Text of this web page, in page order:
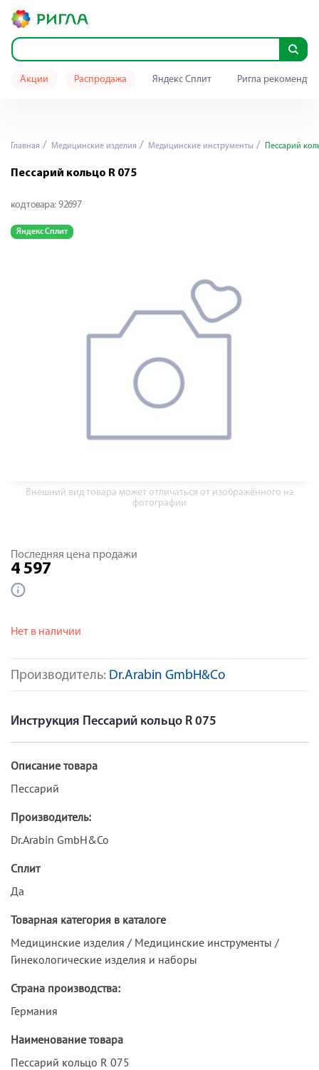
Акции Распродажа Яндекс Сплит Ригла
Главная Медицинские изделия Медицинские инструменты Пессарий
Пессарий кольцо R 075
код товара: 92697
Яндекс Сплит
Внешний вид товара может отличаться от изображённого на
фотографии
Производитель: Dr.Arabin GmbH&Co
Последняя цена продажи
4 597
Нет в наличии
Инструкция Пессарий кольцо R 075
Описание товара
Пессарий
Производитель:
Dr.Arabin GmbH&Co
Сплит
Да
Товарная категория в каталоге
Медицинские изделия / Медицинские инструменты /
Гинекологические изделия и наборы
Страна производства:
Германия
Наименование товара
Пессарий кольцо R 075